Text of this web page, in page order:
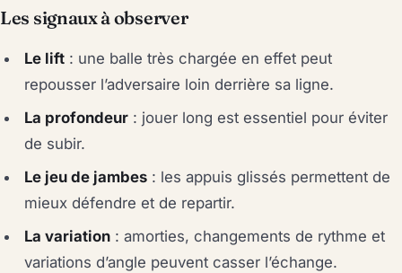
Les signaux à observer
Le lift : une balle très chargée en effet peut
repousser l’adversaire loin derrière sa ligne.
La profondeur : jouer long est essentiel pour éviter
de subir.
Le jeu de jambes : les appuis glissés permettent de
mieux défendre et de repartir.
La variation : amorties, changements de rythme et
variations d’angle peuvent casser l’échange.